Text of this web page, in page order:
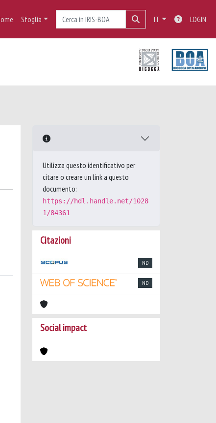
Sfoglia IT LOGIN
Utilizza questo identificativo per
citare o creare un link a questo
documento:
https://hdl.handle.net/1028
1/84361
Citazioni
ND
ND
Social impact